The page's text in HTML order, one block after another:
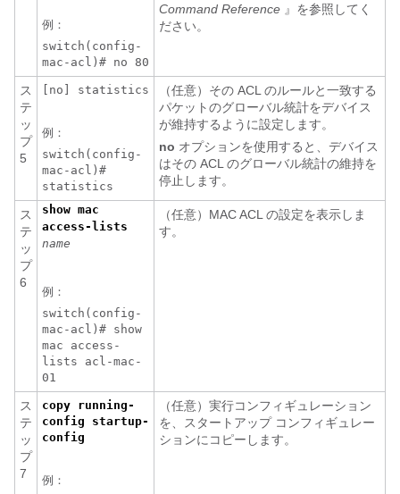
例：
switch(config-
mac-acl)# no 80
Command Reference 』を参照してく
ださい。
ス
テ
ッ
プ
5
[no] statistics
例：
switch(config-
mac-acl)#
statistics
（任意）その ACL のルールと一致する
パケットのグローバル統計をデバイス
が維持するように設定します。
no オプションを使用すると、デバイス
はその ACL のグローバル統計の維持を
停止します。
ス
テ
ッ
プ
6
show mac
access-lists
name
例：
switch(config-
mac-acl)# show
mac access-
lists acl-mac-
01
（任意）MAC ACL の設定を表示しま
す。
ス
テ
ッ
プ
7
copy running-
config startup-
config
例：
（任意）実行コンフィギュレーション
を、スタートアップ コンフィギュレー
ションにコピーします。